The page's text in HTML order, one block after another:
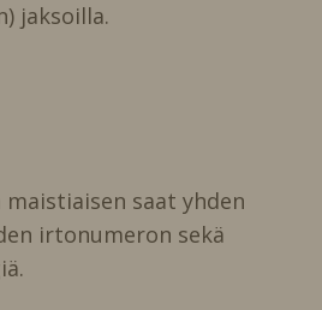
jaksoilla.
maistiaisen saat yhden
irtonumeron sekä